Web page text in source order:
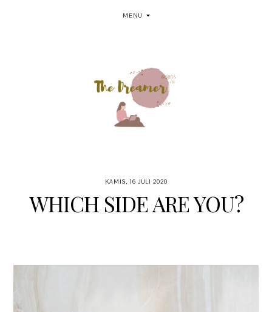
MENU
KAMIS, 16 JULI 2020
WHICH SIDE ARE YOU?